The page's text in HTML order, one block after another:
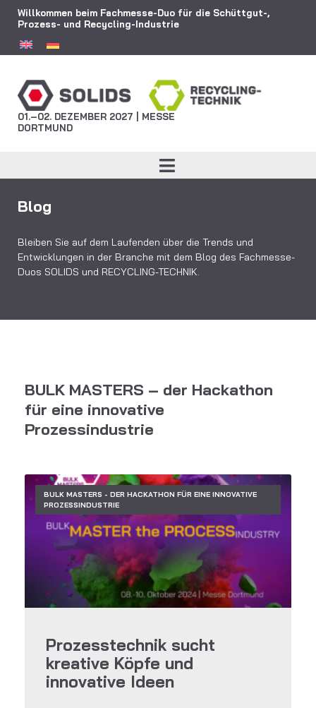
Willkommen beim Fachmesse-Duo für die Schüttgut-,
Prozess- und Recycling-Industrie
01.–02. DEZEMBER 2027 | MESSE
DORTMUND
Blog
Bleiben Sie auf dem Laufenden über die Trends und
Entwicklungen in der Branche mit dem Blog des Fachmesse-
Duos SOLIDS und RECYCLING-TECHNIK.
BULK MASTERS – der Hackathon
für eine innovative
Prozessindustrie
BULK MASTERS - DER HACKATHON FÜR EINE INNOVATIVE
PROZESSINDUSTRIE
Prozesstechnik sucht
kreative Köpfe und
innovative Ideen